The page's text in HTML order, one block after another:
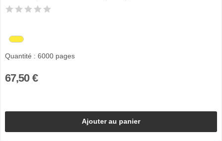
Quantité : 6000 pages
67,50 €
Ajouter au panier